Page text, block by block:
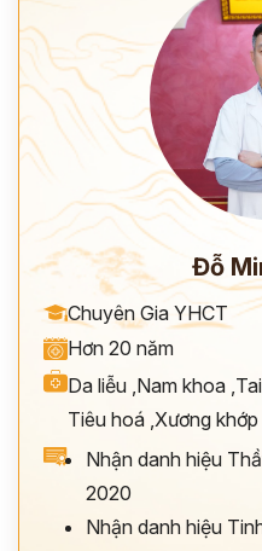
Đỗ
Chuyên Gia YHCT
Hơn 20 năm
Da liễu ,Nam khoa ,
Tiêu hoá ,Xương khớp
Nhận danh hiệu
2020
Nhận danh hiệu